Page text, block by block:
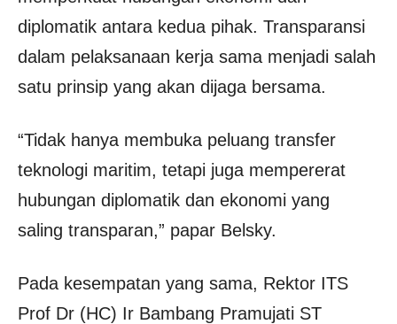
diplomatik antara kedua pihak. Transparansi
dalam pelaksanaan kerja sama menjadi salah
satu prinsip yang akan dijaga bersama.
“Tidak hanya membuka peluang transfer
teknologi maritim, tetapi juga mempererat
hubungan diplomatik dan ekonomi yang
saling transparan,” papar Belsky.
Pada kesempatan yang sama, Rektor ITS
Prof Dr (HC) Ir Bambang Pramujati ST